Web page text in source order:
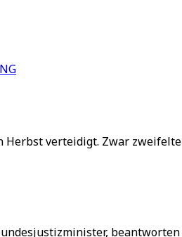
verteidigt. Zwar